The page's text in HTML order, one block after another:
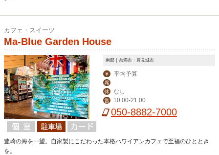
カフェ・スイーツ
Ma-Blue Garden House
南部｜糸満市・豊見城市
￥ 平均予算
席
休
なし
営 10:00-21:00
050-8882-7000
豊崎の海を一望。自家製にこだわった本格ハワイアンカフェで至福のひととき
を。